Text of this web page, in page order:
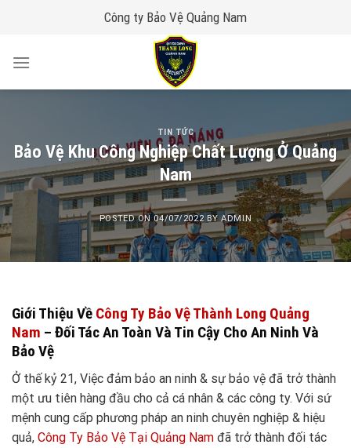
Công ty Bảo Vệ Quảng Nam
TIN TỨC
Bảo Vệ Khu Công Nghiệp Chất Lượng Ở Quảng
Nam
POSTED ON04/07/2022BYADMIN
Giới Thiệu Về Công Ty Bảo Vệ Thành Long Quảng
Nam – Đối Tác An Toàn Và Tin Cậy Cho An Ninh Và
Bảo Vệ
Ở thế kỷ 21, Việc đảm bảo an ninh & sự bảo vệ đã trở thành
một ưu tiên hàng đầu cho cả cá nhân & các công ty. Với sứ
mệnh cung cấp phương pháp an ninh chuyên nghiệp & hiệu
quả, Công Ty Bảo Vệ Tại Quảng Nam đã trở thành đối tác